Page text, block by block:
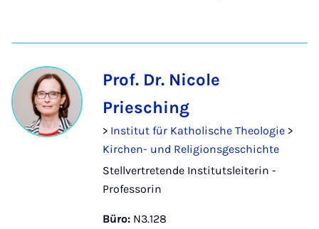
Prof. Dr. Nicole
Priesching
> Institut für Katholische Theologie >
Kirchen- und Religionsgeschichte
Stellvertretende Institutsleiterin -
Professorin
Büro: N3.128